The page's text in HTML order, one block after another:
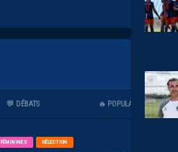
💬 DÉBATS 🔥 POPULAIRES
FÉMININES SÉLECTION